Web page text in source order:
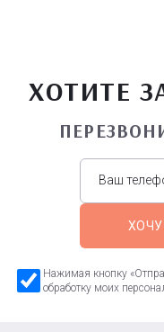
ХОТИТЕ
Нажимая кнопку
обработку моих